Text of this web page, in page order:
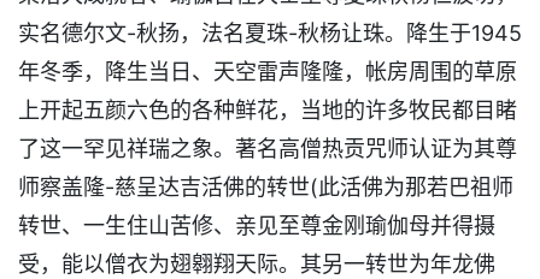
实名德尔文-秋扬，法名夏珠-秋杨让珠。降生于1945
年冬季，降生当日、天空雷声隆隆，帐房周围的草原
上开起五颜六色的各种鲜花，当地的许多牧民都目睹
了这一罕见祥瑞之象。著名高僧热贡咒师认证为其尊
师察盖隆-慈呈达吉活佛的转世(此活佛为那若巴祖师
转世、一生住山苦修、亲见至尊金刚瑜伽母并得摄
受，能以僧衣为翅翱翔天际。其另一转世为年龙佛